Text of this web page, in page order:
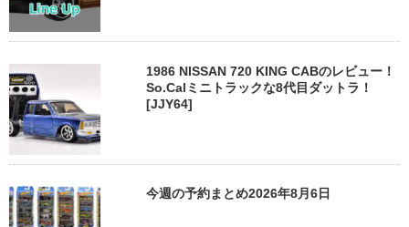
1986 NISSAN 720 KING CABのレビュー！
So.Calミニトラックな8代目ダットラ！
[JJY64]
今週の予約まとめ2026年8月6日